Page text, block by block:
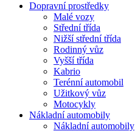
Dopravní prostředky
Malé vozy
Střední třída
Nižší střední třída
Rodinný vůz
Vyšší třída
Kabrio
Terénní automobil
Užitkový vůz
Motocykly
Nákladní automobily
Nákladní automobily